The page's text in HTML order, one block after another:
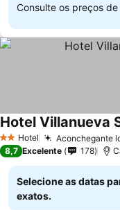
Consulte os preços de
2 Estrelas
Hotel Aconchegante
Hotel Villanueva
8,7 Excelente 178
Selecione as datas
exatos.